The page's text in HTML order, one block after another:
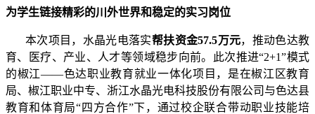
为学生链接精彩的川外世界和稳定的实习岗位
本次项目，水晶光电落实帮扶资金57.5万元，推动色达教
育、医疗、产业、人才等领域稳步向前。此次推进“2+1”模式
的椒江——色达职业教育就业一体化项目，是在椒江区教育
局、椒江职业中专、浙江水晶光电科技股份有限公司与色达县
教育和体育局“四方合作”下，通过校企联合带动职业技能培